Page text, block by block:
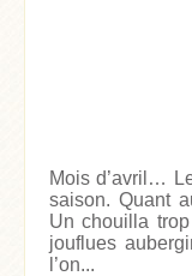
Mois d’avril…
saison. Quant
Un chouilla
jouflues
l’on...